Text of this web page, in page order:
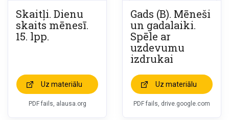
Skaitļi. Dienu
skaits mēnesī.
15. lpp.
Uz materiālu
PDF fails, alausa.org
Gads (B). Mēneši
un gadalaiki.
Spēle ar
uzdevumu
izdrukai
Uz materiālu
PDF fails, drive.google.com